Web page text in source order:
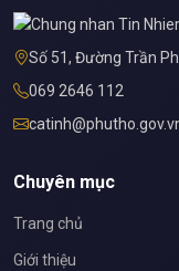
Số 51, Đường Trần
069 2646 112
Chuyên mục
Trang chủ
Giới thiệu